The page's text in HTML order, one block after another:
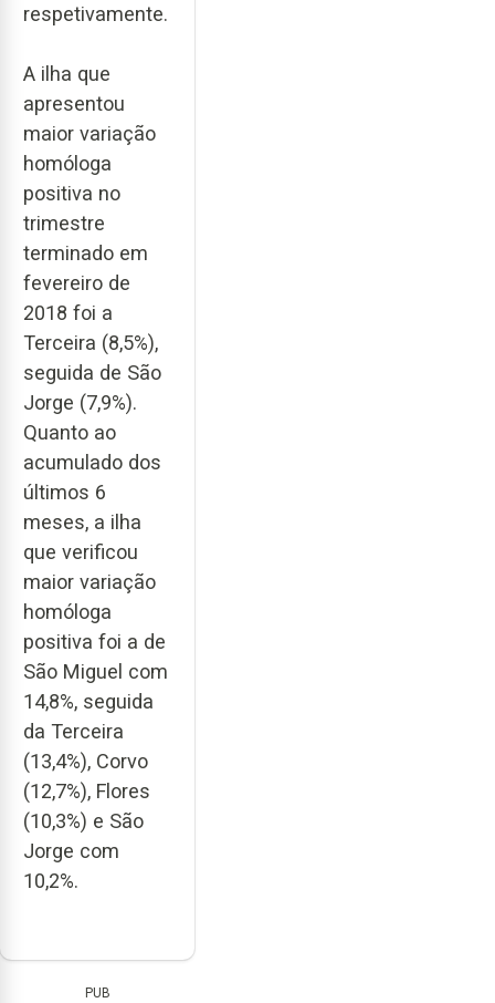
respetivamente.
A ilha que
apresentou
maior variação
homóloga
positiva no
trimestre
terminado em
fevereiro de
2018 foi a
Terceira (8,5%),
seguida de São
Jorge (7,9%).
Quanto ao
acumulado dos
últimos 6
meses, a ilha
que verificou
maior variação
homóloga
positiva foi a de
São Miguel com
14,8%, seguida
da Terceira
(13,4%), Corvo
(12,7%), Flores
(10,3%) e São
Jorge com
10,2%.
PUB